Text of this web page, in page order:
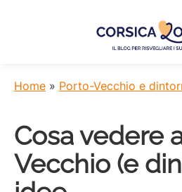
Lovers
risvegliare
sensi
in
Corsica
Home » Porto-Vecchio e
Cosa vedere
Vecchio (e